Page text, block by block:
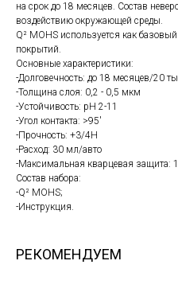
на срок до 18 месяцев. Состав
воздействию окружающей среды.
Q² MOHS используется как
покрытий.
Основные характеристики:
-Долговечность: до 18 месяцев/20
-Толщина слоя: 0,2 - 0,5 мкм
-Устойчивость: pH 2-11
-Угол контакта: >95'
-Прочность: +3/4H
-Расход: 30 мл/авто
-Максимальная кварцевая защита:
Состав набора:
-Q² MOHS;
-Инструкция.
РЕКОМЕНДУЕМ